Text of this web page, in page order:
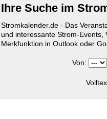
Ihre Suche im
Stromkalender.de - Das
und interessante Strom-
Merkfunktion in Outlook oder
Von: